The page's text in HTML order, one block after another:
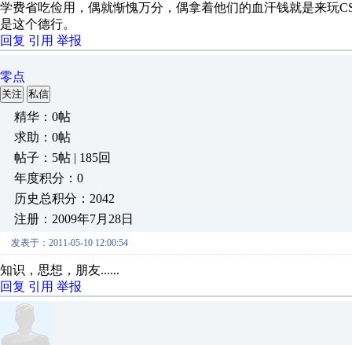
学费省吃俭用，偶就惭愧万分，偶拿着他们的血汗钱就是来玩
是这个德行。
回复 引用 举报
零点
关注 私信
精华：0帖
求助：0帖
帖子：5帖 | 185回
年度积分：0
历史总积分：2042
注册：2009年7月28日
发表于：2011-05-10 12:00:54
知识，思想，朋友......
回复 引用 举报